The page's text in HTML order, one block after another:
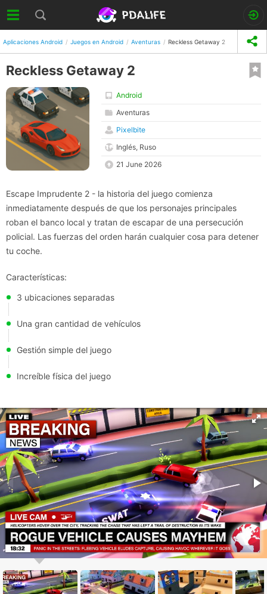
Aplicaciones Android Juegos en Android Aventuras Reckless Getaway 2
Reckless Getaway 2
Android
Aventuras
Pixelbite
Inglés, Ruso
21 June 2026
Escape Imprudente 2 - la historia del juego comienza
inmediatamente después de que los personajes principales
roban el banco local y tratan de escapar de una persecución
policial. Las fuerzas del orden harán cualquier cosa para detener
tu coche.
Características:
3 ubicaciones separadas
Una gran cantidad de vehículos
Gestión simple del juego
Increíble física del juego